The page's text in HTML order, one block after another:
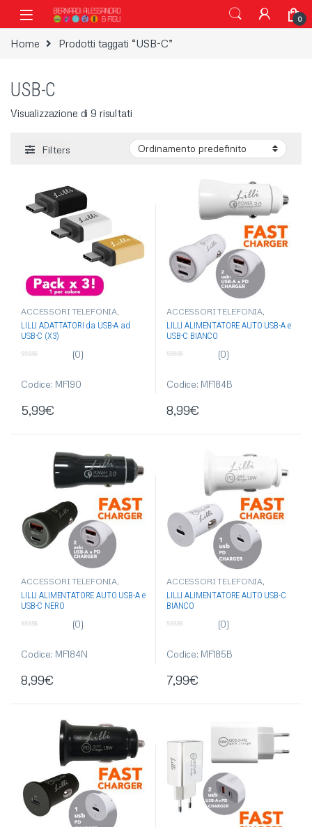
Vai alla navigazione
Vai al contenuto
0
Home Prodotti taggati “USB-C”
USB-C
Visualizzazione di 9 risultati
Filters
ACCESSORI TELEFONIA
ARTICOLI SINGOLI
RICARICA,ELETTRONICA,USB
LILLI ADATTATORI da USB-A ad
USB-C (X3)
u
(0)
Codice: MF190
5,99€
ACCESSORI TELEFONIA
ALIMENTATORI AUTO/MURO
ARTICOLI SINGOLI,
ELETTRONICA
LILLI ALIMENTATORE AUTO USB-A e
USB-C BIANCO
u
(0)
Codice: MF184B
8,99€
ACCESSORI TELEFONIA,
ALIMENTATORI AUTO/MURO,
ARTICOLI SINGOLI,
ELETTRONICA
LILLI ALIMENTATORE AUTO USB-A e
USB-C NERO
u
(0)
Codice: MF184N
8,99€
ACCESSORI TELEFONIA,
ALIMENTATORI AUTO/MURO,
ARTICOLI SINGOLI,
ELETTRONICA
LILLI ALIMENTATORE AUTO USB-C
BIANCO
u
(0)
Codice: MF185B
7,99€